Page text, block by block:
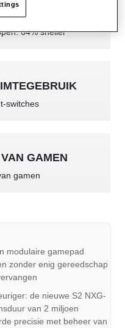
KNOPPEN
64% sneller
switches
GAMEN
gamen
modulaire gamepad
zonder enig gereedschap
de nieuwe S2 NXG-
van 2 miljoen
precisie met beheer van